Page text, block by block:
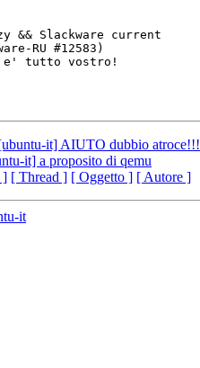
&& Slackware current
RU #12583)
e' tutto vostro!
it] AIUTO dubbio atroce!!!
it] a proposito di qemu
] [ Thread ] [ Oggetto ] [ Autore ]
it